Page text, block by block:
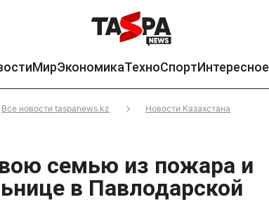
МирЭкономикаТехноСпортИнтересное
Все новости taspanews.kz Новости Казахстана
семью из пожара и
в Павлодарской